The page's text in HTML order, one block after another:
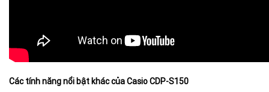
Các tính năng nổi bật khác của Casio CDP-S150